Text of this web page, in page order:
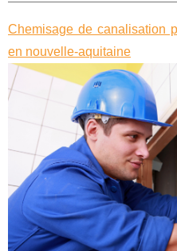
Chemisage de canalisation
en nouvelle-aquitaine